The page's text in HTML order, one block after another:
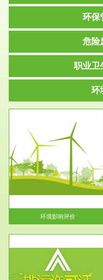
环保
危险
职业卫
环
环境影响评价
服务范围
环保竣工验收
根据《建设项目环境保护管理
例》第十七条 编制环境影响
告书、...
服务范围